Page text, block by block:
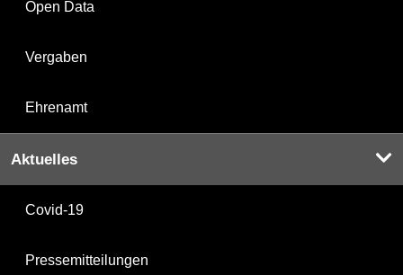
Open Data
Vergaben
Ehrenamt
Aktuelles
Covid-19
Pressemitteilungen